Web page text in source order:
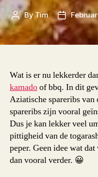
Post
author
ByTim
Post
date
Wat is er nu lekkerder
kamadoof bbq. In dit
Aziatische spareribs
spareribs zijn vooral
Dus je kan lekker veel
pittigheid van de
peper. Geen idee wat
dan vooral verder. 😀